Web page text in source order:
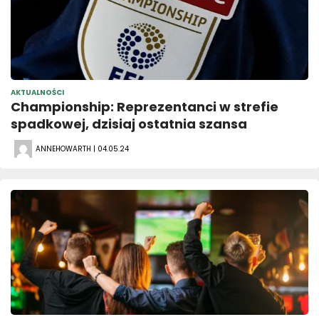
AKTUALNOŚCI
Championship: Reprezentanci w strefie
spadkowej, dzisiaj ostatnia szansa
ANNEHOWARTH | 04.05.24